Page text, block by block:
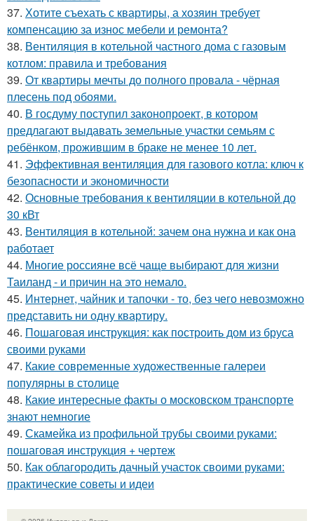
37. Хотите съехать с квартиры, а хозяин требует
компенсацию за износ мебели и ремонта?
38. Вентиляция в котельной частного дома с газовым
котлом: правила и требования
39. От квартиры мечты до полного провала - чёрная
плесень под обоями.
40. В госдуму поступил законопроект, в котором
предлагают выдавать земельные участки семьям с
ребёнком, прожившим в браке не менее 10 лет.
41. Эффективная вентиляция для газового котла: ключ к
безопасности и экономичности
42. Основные требования к вентиляции в котельной до
30 кВт
43. Вентиляция в котельной: зачем она нужна и как она
работает
44. Многие россияне всё чаще выбирают для жизни
Таиланд - и причин на это немало.
45. Интернет, чайник и тапочки - то, без чего невозможно
представить ни одну квартиру.
46. Пошаговая инструкция: как построить дом из бруса
своими руками
47. Какие современные художественные галереи
популярны в столице
48. Какие интересные факты о московском транспорте
знают немногие
49. Скамейка из профильной трубы своими руками:
пошаговая инструкция + чертеж
50. Как облагородить дачный участок своими руками:
практические советы и идеи